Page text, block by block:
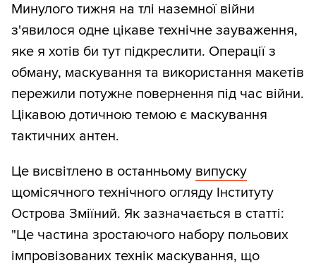
Минулого тижня на тлі наземної війни
з'явилося одне цікаве технічне зауваження,
яке я хотів би тут підкреслити. Операції з
обману, маскування та використання макетів
пережили потужне повернення під час війни.
Цікавою дотичною темою є маскування
тактичних антен.
Це висвітлено в останньому випуску
щомісячного технічного огляду Інституту
Острова Зміїний. Як зазначається в статті:
"Це частина зростаючого набору польових
імпровізованих технік маскування, що